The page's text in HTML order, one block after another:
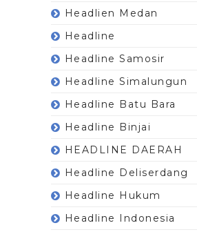
Headlien Medan
Headline
Headline Samosir
Headline Simalungun
Headline Batu Bara
Headline Binjai
HEADLINE DAERAH
Headline Deliserdang
Headline Hukum
Headline Indonesia